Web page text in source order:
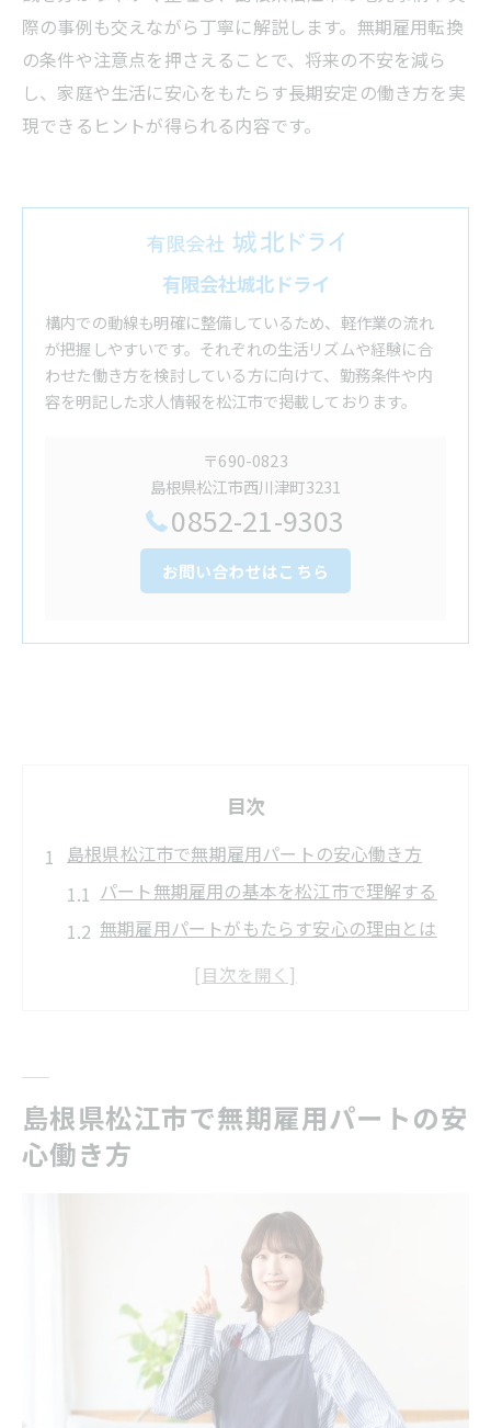
際の事例も交えながら丁寧に解説します。無期雇用転換
の条件や注意点を押さえることで、将来の不安を減ら
し、家庭や生活に安心をもたらす長期安定の働き方を実
現できるヒントが得られる内容です。
有限会社城北ドライ
構内での動線も明確に整備しているため、軽作業の流れ
が把握しやすいです。それぞれの生活リズムや経験に合
わせた働き方を検討している方に向けて、勤務条件や内
容を明記した求人情報を松江市で掲載しております。
〒690-0823
島根県松江市西川津町3231
0852-21-9303
お問い合わせはこちら
目次
島根県松江市で無期雇用パートの安心働き方
パート無期雇用の基本を松江市で理解する
無期雇用パートがもたらす安心の理由とは
松江市でのパート無期雇用の実例と特徴紹
パート無期転換の条件と注意点を徹底解説
パート無期雇用転換の仕組みと条件解説
パートで無期雇用を目指す場合の手順紹介
通算契約期間の計算とブランクの影響
無期転換申込のタイミングとポイント
雇い止めリスクを減らす無期雇用の秘訣
パート無期雇用で雇い止めを防ぐ方法
無期雇用転換申込が不安なパート向け対策
島根県松江市で無期雇用パートの安
心働き方